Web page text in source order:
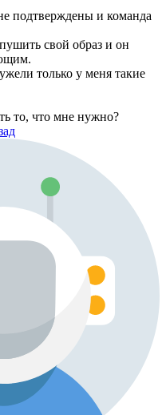
подтверждены и команда
свой образ и он
только у меня такие
то, что мне нужно?